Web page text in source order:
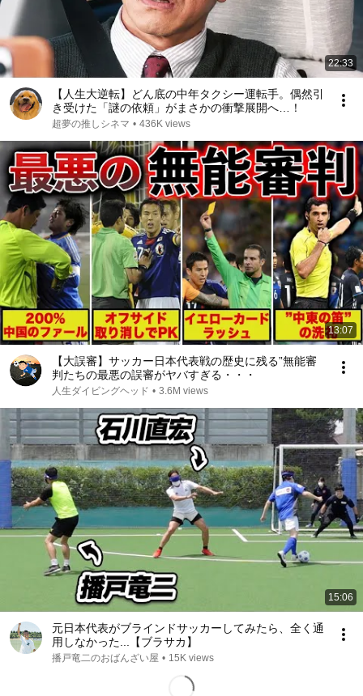
22:33
【人生大逆転】どん底の中年タクシー運転手。偶然引
き受けた「謎の依頼」がまさかの衝撃展開へ…！
超夢の推しシネマ • 436K views
13:07
【大誤審】サッカー日本代表戦の歴史に残る”無能審
判たちの最悪の誤審がヤバすぎる・・・
人生ダイビングヘッド • 3.6M views
15:06
元日本代表がブラインドサッカーしてみたら、全く通
用しなかった...【ブラサカ】
播戸竜二のおばんざい屋 • 15K views